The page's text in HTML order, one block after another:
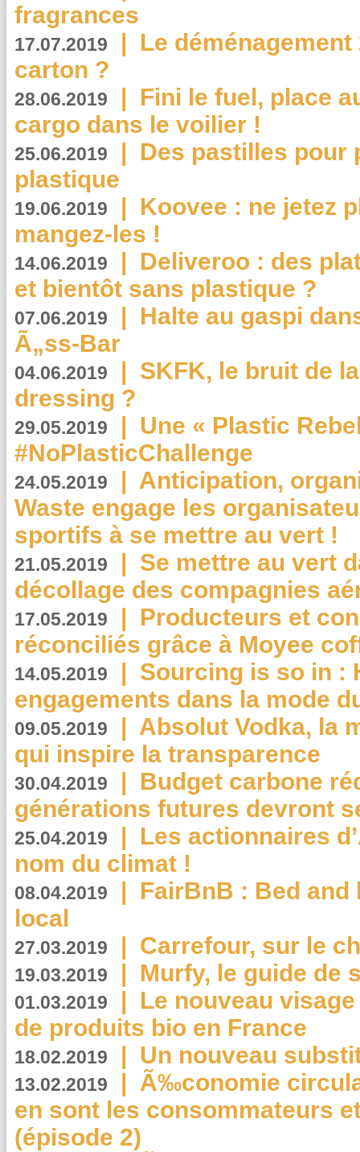
fragrances
17.07.2019 | Le
carton ?
28.06.2019 | Fini le fuel, place
cargo dans le voilier !
25.06.2019 | Des pastilles pour
plastique
19.06.2019 | Koovee : ne jetez
mangez-les !
14.06.2019 | Deliveroo : des
et bientôt sans plastique ?
07.06.2019 | Halte au gaspi
Ã„ss-Bar
04.06.2019 | SKFK, le bruit de
dressing ?
29.05.2019 | Une « Plastic
#NoPlasticChallenge
24.05.2019 | Anticipation,
Waste engage les
sportifs à se mettre au vert !
21.05.2019 | Se mettre au vert
décollage des compagnies
17.05.2019 | Producteurs et
réconciliés grâce à Moyee
14.05.2019 | Sourcing is so in :
engagements dans la mode
09.05.2019 | Absolut Vodka, la
qui inspire la transparence
30.04.2019 | Budget carbone
générations futures devront
25.04.2019 | Les actionnaires
nom du climat !
08.04.2019 | FairBnB : Bed
local
27.03.2019 | Carrefour, sur le
19.03.2019 | Murfy, le guide de
01.03.2019 | Le nouveau
de produits bio en France
18.02.2019 | Un nouveau
13.02.2019 | Ã‰conomie
en sont les consommateurs
(épisode 2)